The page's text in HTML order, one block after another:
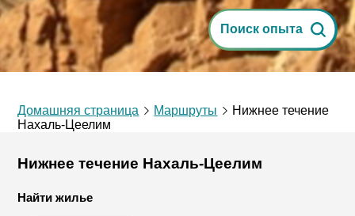
Поиск опыта
Домашняя страница Маршруты
Нижнее течение
Нахаль-Цеелим
Нижнее течение Нахаль-Цеелим
Найти жилье